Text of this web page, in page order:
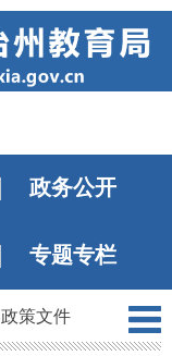
政务公开
专题专栏
政策文件